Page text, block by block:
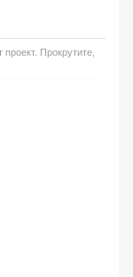
Прокрутите,